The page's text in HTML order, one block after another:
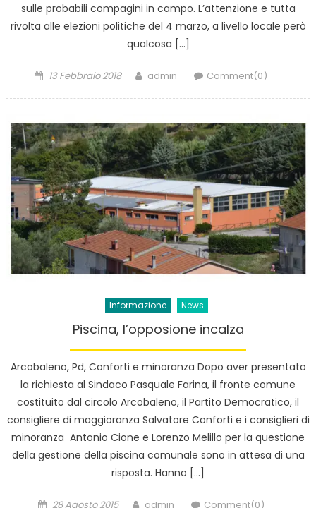
sulle probabili compagini in campo. L’attenzione e tutta
rivolta alle elezioni politiche del 4 marzo, a livello locale però
qualcosa […]
Posted
13 Febbraio 2018 Author
admin Comment(0)
Informazione News
Piscina, l’opposione incalza
Arcobaleno, Pd, Conforti e minoranza Dopo aver presentato
la richiesta al Sindaco Pasquale Farina, il fronte comune
costituito dal circolo Arcobaleno, il Partito Democratico, il
consigliere di maggioranza Salvatore Conforti e i consiglieri di
minoranza Antonio Cione e Lorenzo Melillo per la questione
della gestione della piscina comunale sono in attesa di una
risposta. Hanno […]
Posted
28 Agosto 2015 Author
admin Comment(0)